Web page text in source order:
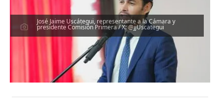
José Jaime Uscátegui, representante a la Cámara y
presidente Comisión Primera / X: @jjUscategui